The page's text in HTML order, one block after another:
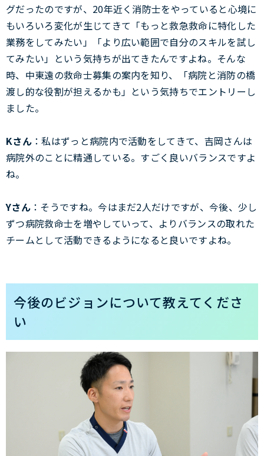
グだったのですが、20年近く消防士をやっていると心境に
もいろいろ変化が生じてきて「もっと救急救命に特化した
業務をしてみたい」「より広い範囲で自分のスキルを試し
てみたい」という気持ちが出てきたんですよね。そんな
時、中東遠の救命士募集の案内を知り、「病院と消防の橋
渡し的な役割が担えるかも」という気持ちでエントリーし
ました。
Kさん：私はずっと病院内で活動をしてきて、吉岡さんは
病院外のことに精通している。すごく良いバランスですよ
ね。
Yさん：そうですね。今はまだ2人だけですが、今後、少し
ずつ病院救命士を増やしていって、よりバランスの取れた
チームとして活動できるようになると良いですよね。
今後のビジョンについて教えてくださ
い